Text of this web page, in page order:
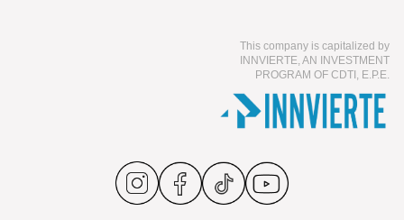
This company is capitalized by
INNVIERTE, AN INVESTMENT
PROGRAM OF CDTI, E.P.E.